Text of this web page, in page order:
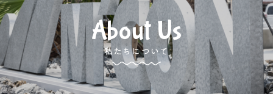
About Us
私たちについて